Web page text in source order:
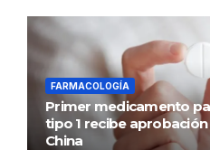
FARMACOLOGÍA
Primer medicamento
tipo 1 recibe
China